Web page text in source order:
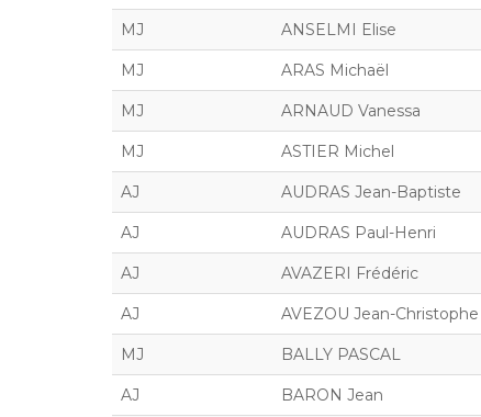
MJ ANSELMI Elise
MJ ARAS Michaël
MJ ARNAUD Vanessa
MJ ASTIER Michel
AJ AUDRAS Jean-Baptiste
AJ AUDRAS Paul-Henri
AJ AVAZERI Frédéric
AJ AVEZOU Jean-Christophe
MJ BALLY PASCAL
AJ BARON Jean